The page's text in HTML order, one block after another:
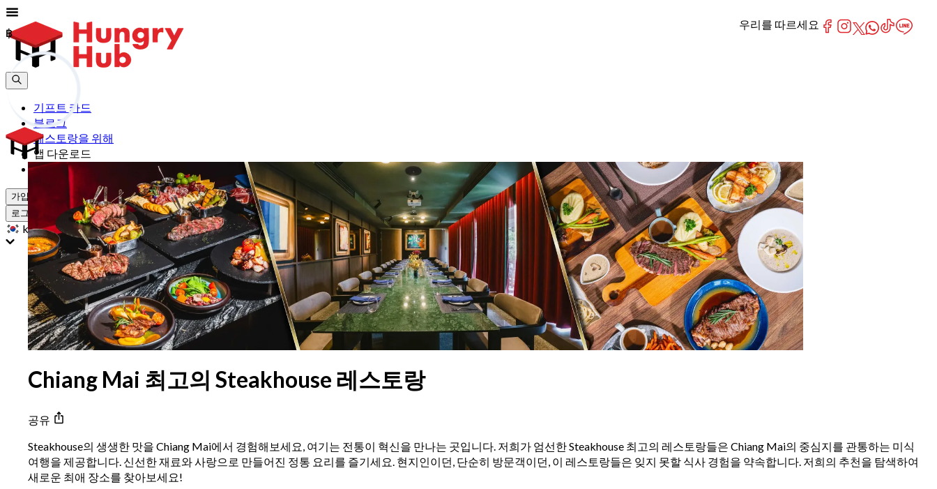
기프트 카드
블로그
레스토랑을 위해
앱 다운로드
도움
가입하기
로그인
kr
Chiang Mai 최고의 Steakhouse 레스토랑
공유
Steakhouse의 생생한 맛을 Chiang Mai에서 경험해보세요, 여기는 전통이 혁신을 만나는 곳입니다. 저희가 엄선한 Steakhouse 최고의 레스토랑들은 Chiang Mai의 중심지를 관통하는 미식
여행을 제공합니다. 신선한 재료와 사랑으로 만들어진 정통 요리를 즐기세요. 현지인이던, 단순히 방문객이던, 이 레스토랑들은 잊지 못할 식사 경험을 약속합니다. 저희의 추천을 탐색하여
새로운 최애 장소를 찾아보세요!
฿
฿
우리를 따르세요